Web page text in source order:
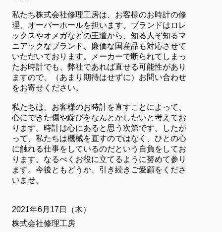
私たち株式会社修理工房は、お客様のお時計の修
理、オーバーホールを担います。ブランドはロレ
ックスやオメガなどの王道から、知る人ぞ知るマ
ニアックなブランド、廉価な国産品も対応させて
いただいております。メーカーで断られてしまっ
たお時計でも、弊社であれば直せる可能性があり
ますので、（あまり期待はせずに）お問い合わせ
をお寄せください。
私たちは、お客様のお時計を直すことによって、
心にできた傷や綻びをなんとかしたいと考えてお
ります。時計は心にあると思う次第です。したが
って、私たちは機械を直すのではなく、ひとの心
に触れる仕事をしているのだという自負をしてお
ります。なるべくお役に立てるように努めて参り
ます。今後ともどうか、引き続きご愛顧をくださ
いませ。
2021年6月17日（木）
株式会社修理工房